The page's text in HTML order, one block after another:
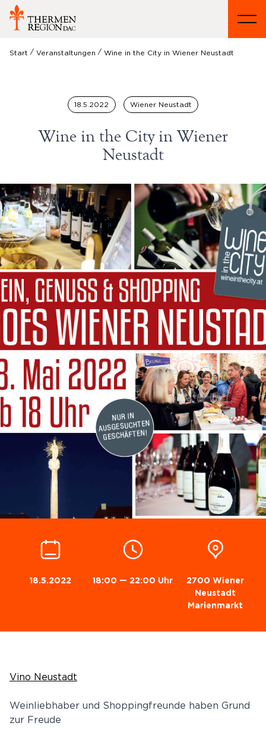
Start / Veranstaltungen / Wine in the City in Wiener Neustadt
18.5.2022 Wiener Neustadt
Wine in the City in Wiener
Neustadt
18.5.2022 18:00 — 22:00 Uhr
2700 Wiener
Neustadt
Marienmarkt
Vino Neustadt
Weinliebhaber und Shoppingfreunde haben Grund
zur Freude